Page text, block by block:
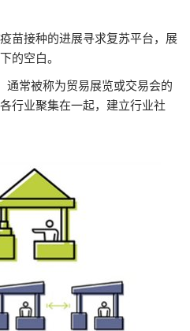
苗接种的进展寻求复苏平台，展
的空白。
常被称为贸易展览或交易会的
行业聚集在一起，建立行业社